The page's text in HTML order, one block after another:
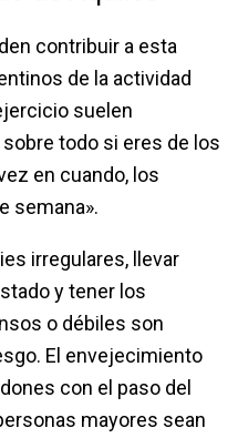
contribuir a esta
de la actividad
suelen
todo si eres de los
en cuando, los
semana».
irregulares, llevar
y tener los
o débiles son
El envejecimiento
con el paso del
mayores sean